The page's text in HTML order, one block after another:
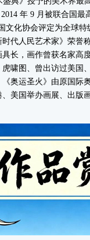
年 9 月被联合国
文化协会评定为全球
代人民艺术家》荣誉
长，画作曾获名家高
啸图、曾出访过美国
奥运圣火》由原国际
美国举办画展、出版